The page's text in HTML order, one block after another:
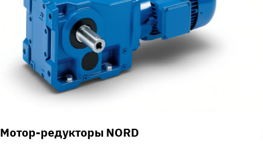
Мотор-редукторы NORD